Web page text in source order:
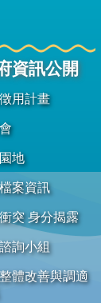
資訊公開
用計畫
地
案資訊
突 身分揭露
詢小組
體改善與調適